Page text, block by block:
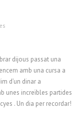
dijous passat una
amb una cursa a
d’un dinar a
unes increïbles partides
. Un dia per recordar!